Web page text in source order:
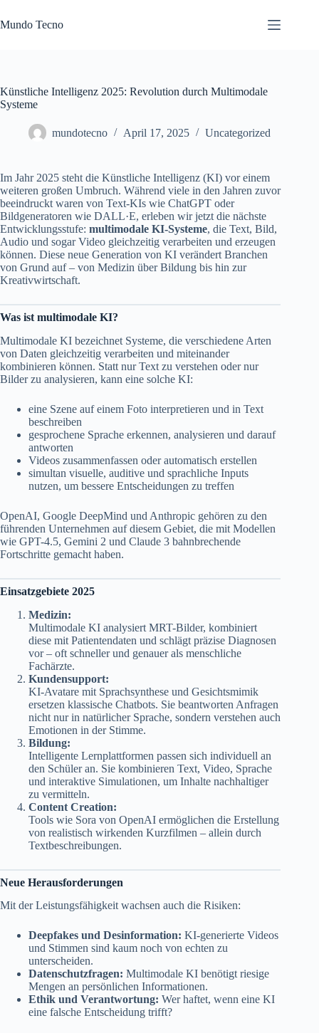
to
content
Mundo Tecno
Künstliche Intelligenz 2025: Revolution durch Multimodale
Systeme
mundotecno April 17, 2025 Uncategorized
Im Jahr 2025 steht die Künstliche Intelligenz (KI) vor einem
weiteren großen Umbruch. Während viele in den Jahren zuvor
beeindruckt waren von Text-KIs wie ChatGPT oder
Bildgeneratoren wie DALL·E, erleben wir jetzt die nächste
Entwicklungsstufe: multimodale KI-Systeme, die Text, Bild,
Audio und sogar Video gleichzeitig verarbeiten und erzeugen
können. Diese neue Generation von KI verändert Branchen
von Grund auf – von Medizin über Bildung bis hin zur
Kreativwirtschaft.
Was ist multimodale KI?
Multimodale KI bezeichnet Systeme, die verschiedene Arten
von Daten gleichzeitig verarbeiten und miteinander
kombinieren können. Statt nur Text zu verstehen oder nur
Bilder zu analysieren, kann eine solche KI:
eine Szene auf einem Foto interpretieren und in Text
beschreiben
gesprochene Sprache erkennen, analysieren und darauf
antworten
Videos zusammenfassen oder automatisch erstellen
simultan visuelle, auditive und sprachliche Inputs
nutzen, um bessere Entscheidungen zu treffen
OpenAI, Google DeepMind und Anthropic gehören zu den
führenden Unternehmen auf diesem Gebiet, die mit Modellen
wie GPT-4.5, Gemini 2 und Claude 3 bahnbrechende
Fortschritte gemacht haben.
Einsatzgebiete 2025
Medizin:
Multimodale KI analysiert MRT-Bilder, kombiniert
diese mit Patientendaten und schlägt präzise Diagnosen
vor – oft schneller und genauer als menschliche
Fachärzte.
Kundensupport:
KI-Avatare mit Sprachsynthese und Gesichtsmimik
ersetzen klassische Chatbots. Sie beantworten Anfragen
nicht nur in natürlicher Sprache, sondern verstehen auch
Emotionen in der Stimme.
Bildung:
Intelligente Lernplattformen passen sich individuell an
den Schüler an. Sie kombinieren Text, Video, Sprache
und interaktive Simulationen, um Inhalte nachhaltiger
zu vermitteln.
Content Creation:
Tools wie Sora von OpenAI ermöglichen die Erstellung
von realistisch wirkenden Kurzfilmen – allein durch
Textbeschreibungen.
Neue Herausforderungen
Mit der Leistungsfähigkeit wachsen auch die Risiken:
Deepfakes und Desinformation: KI-generierte Videos
und Stimmen sind kaum noch von echten zu
unterscheiden.
Datenschutzfragen: Multimodale KI benötigt riesige
Mengen an persönlichen Informationen.
Ethik und Verantwortung: Wer haftet, wenn eine KI
eine falsche Entscheidung trifft?